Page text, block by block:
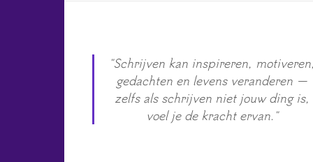
"Schrijven kan inspireren, motiveren,
gedachten en levens veranderen —
zelfs als schrijven niet jouw ding is,
voel je de kracht ervan."